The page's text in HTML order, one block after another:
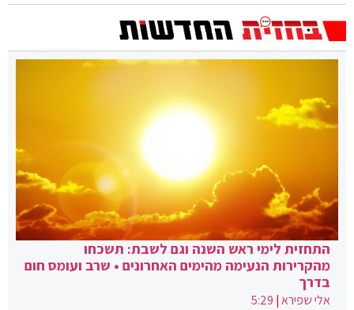
התחזית לימי ראש השנה וגם לשבת: תשכחו
מהקרירות הנעימה מהימים האחרונים • שרב ועומס חום
בדרך
אלי שפירא|
5:29